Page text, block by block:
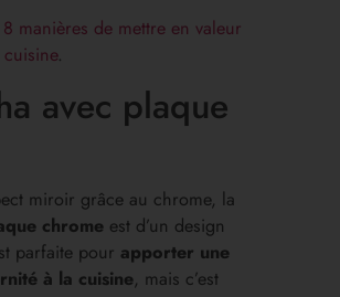
8 manières de mettre en valeur
.
avec plaque
miroir grâce au chrome, la
chrome est d’un design
parfaite pour apporter une
à la cuisine, mais c’est